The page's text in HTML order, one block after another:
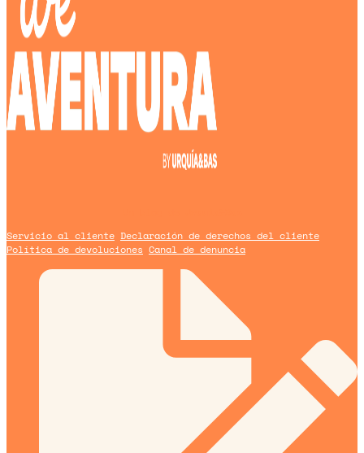
Servicio al cliente Declaración de derechos del cliente
Política de devoluciones Canal de denuncia